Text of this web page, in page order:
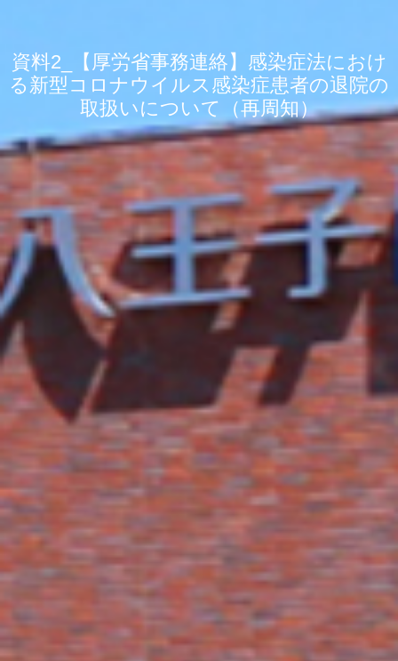
資料2_【厚労省事務連絡】感染症法におけ
る新型コロナウイルス感染症患者の退院の
取扱いについて（再周知）